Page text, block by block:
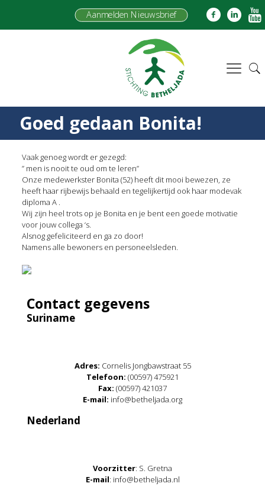
Aanmelden Nieuwsbrief
Goed gedaan Bonita!
Vaak genoeg wordt er gezegd:
” men is nooit te oud om te leren”
Onze medewerkster Bonita (52) heeft dit mooi bewezen, ze
heeft haar rijbewijs behaald en tegelijkertijd ook haar modevak
diploma A .
Wij zijn heel trots op je Bonita en je bent een goede motivatie
voor jouw collega ‘s.
Alsnog gefeliciteerd en ga zo door!
Namens alle bewoners en personeelsleden.
Contact gegevens
Suriname
Adres: Cornelis Jongbawstraat 55
Telefoon: (00597) 475921
Fax: (00597) 421037
E-mail: info@betheljada.org
Nederland
Voorzitter: S. Gretna
E-mail: info@betheljada.nl